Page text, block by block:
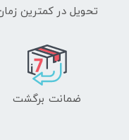
تحویل در کمترین
ضمانت برگشت